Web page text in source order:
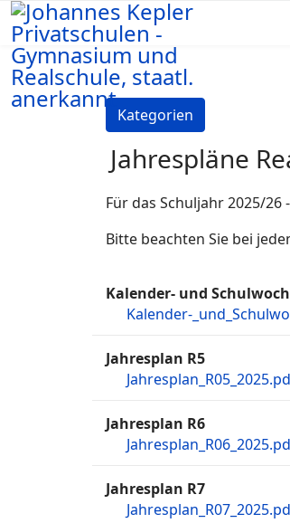
Kategorien
Jahrespläne
Für das Schuljahr 2025/
Bitte beachten Sie bei
Kalender- und
Kalender-
Jahresplan R5
Jahresplan R6
Jahresplan R7